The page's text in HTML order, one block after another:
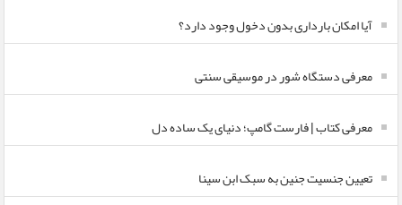
آیا امکان بارداری بدون دخول وجود دارد؟
معرفی دستگاه شور در موسیقی سنتی
معرفی کتاب | فارست گامپ؛ دنیای یک ساده دل
تعیین جنسیت جنین به سبک ابن سینا